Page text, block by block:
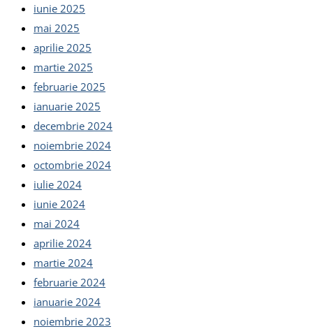
iunie 2025
mai 2025
aprilie 2025
martie 2025
februarie 2025
ianuarie 2025
decembrie 2024
noiembrie 2024
octombrie 2024
iulie 2024
iunie 2024
mai 2024
aprilie 2024
martie 2024
februarie 2024
ianuarie 2024
noiembrie 2023